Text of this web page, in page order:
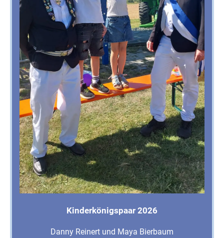
Kinderkönigspaar 2026
Danny Reinert und Maya Bierbaum